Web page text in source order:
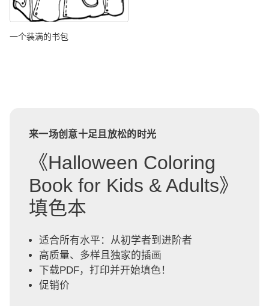
一个装满的书包
来一场创意十足且放松的时光
《Halloween Coloring
Book for Kids & Adults》
填色本
适合所有水平：从初学者到进阶者
高质量、多样且独家的插画
下载PDF，打印并开始填色！
促销价